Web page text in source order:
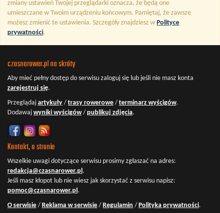
zmiany ustawień Twojej przeglądarki oznacza, że będą one
umieszczane w Twoim urządzeniu końcowym. Pamiętaj, że zawsze
możesz zmienić te ustawienia. Szczegóły znajdziesz w Polityce
prywatności.
czasnarower.pl na skróty
Aby mieć pełny dostęp do serwisu zaloguj się lub jeśli nie masz konta
zarejestruj się.
Przeglądaj artykuły / trasy rowerowe / terminarz wyścigów.
Dodawaj wyniki wyścigów/ publikuj zdjęcia.
Kontakt, o stronie
Wszelkie uwagi dotyczące serwisu prosimy zgłaszać na adres:
redakcja@czasnarower.pl.
Jeśli masz kłopot lub nie wiesz jak skorzystać z serwisu napisz:
pomoc@czasnarower.pl.
O serwisie / Reklama w serwisie / Regulamin / Polityka prywatności.